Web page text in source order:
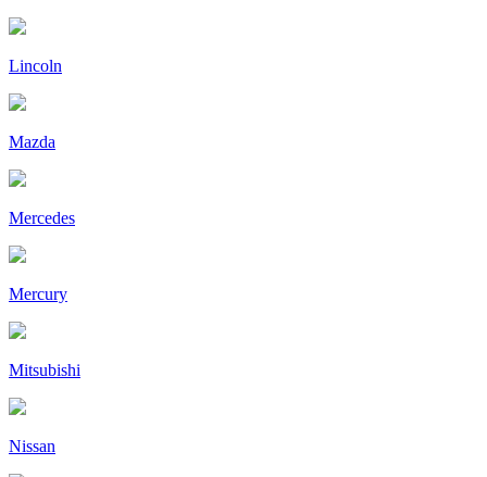
Lincoln
Mazda
Mercedes
Mercury
Mitsubishi
Nissan